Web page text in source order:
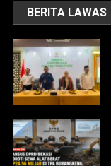
BERITA LAWAS